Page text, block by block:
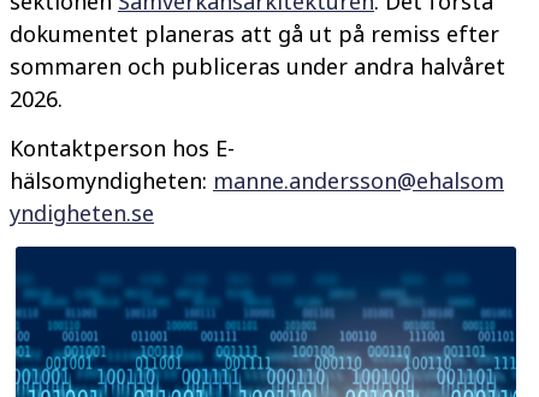
dokumentet planeras att gå ut på remiss efter
sommaren och publiceras under andra halvåret
2026.
Kontaktperson hos E-
hälsomyndigheten: manne.andersson@ehalsom
yndigheten.se